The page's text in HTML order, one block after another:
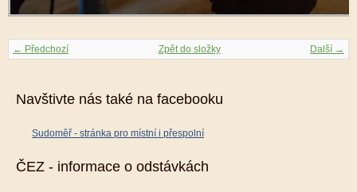
← Předchozí Další →
Zpět do složky
Navštivte nás také na facebooku
Sudoměř - stránka pro místní i přespolní
ČEZ - informace o odstávkách